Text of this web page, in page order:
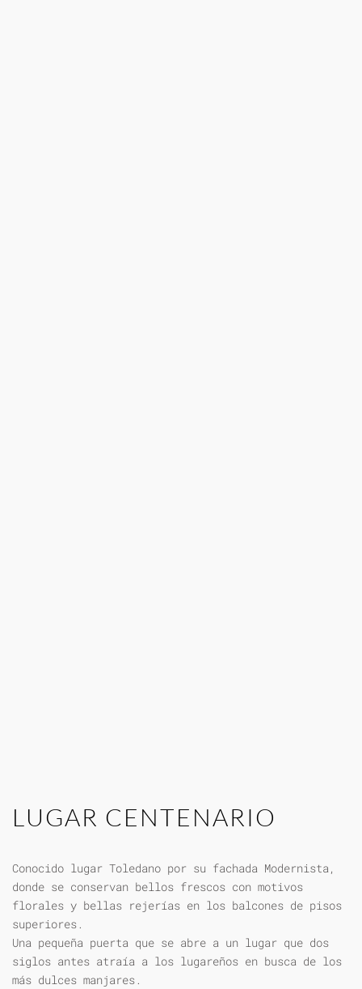
LUGAR CENTENARIO
Conocido lugar Toledano por su fachada Modernista,
donde se conservan bellos frescos con motivos
florales y bellas rejerías en los balcones de pisos
superiores.
Una pequeña puerta que se abre a un lugar que dos
siglos antes atraía a los lugareños en busca de los
más dulces manjares.